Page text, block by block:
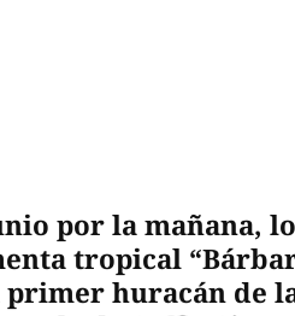
por la mañana,
tropical
huracán de